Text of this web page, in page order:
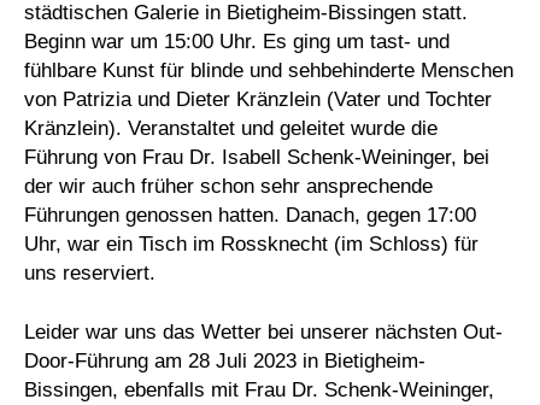
städtischen Galerie in Bietigheim-Bissingen statt.
Beginn war um 15:00 Uhr. Es ging um tast- und
fühlbare Kunst für blinde und sehbehinderte Menschen
von Patrizia und Dieter Kränzlein (Vater und Tochter
Kränzlein). Veranstaltet und geleitet wurde die
Führung von Frau Dr. Isabell Schenk-Weininger, bei
der wir auch früher schon sehr ansprechende
Führungen genossen hatten. Danach, gegen 17:00
Uhr, war ein Tisch im Rossknecht (im Schloss) für
uns reserviert.
Leider war uns das Wetter bei unserer nächsten Out-
Door-Führung am 28 Juli 2023 in Bietigheim-
Bissingen, ebenfalls mit Frau Dr. Schenk-Weininger,